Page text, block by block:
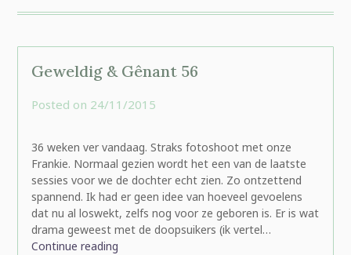
Geweldig & Gênant 56
Posted on 24/11/2015
36 weken ver vandaag. Straks fotoshoot met onze
Frankie. Normaal gezien wordt het een van de laatste
sessies voor we de dochter echt zien. Zo ontzettend
spannend. Ik had er geen idee van hoeveel gevoelens
dat nu al loswekt, zelfs nog voor ze geboren is. Er is wat
drama geweest met de doopsuikers (ik vertel…
Continue reading